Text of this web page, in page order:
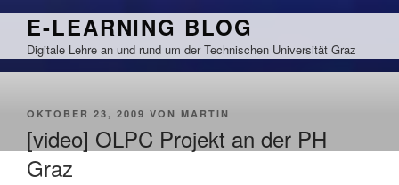
Zum
springen
E-LEARNING BLOG
Digitale Lehre an und rund um der Technischen Universität Graz
VERÖFFENTLICHT
OKTOBER 23, 2009 VON MARTIN
[video] OLPC Projekt an der PH
Graz